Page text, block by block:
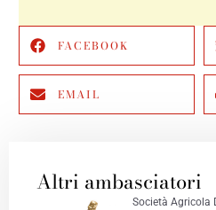
FACEBOOK
EMAIL
Altri ambasciatori
Società Agricola